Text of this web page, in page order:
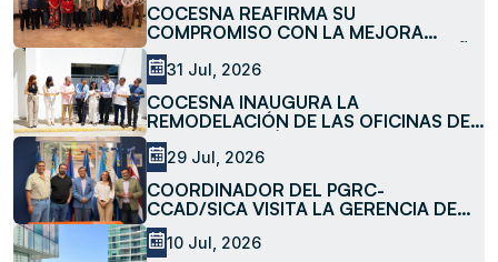
COCESNA REAFIRMA SU
COMPROMISO CON LA MEJORA
CONTINUA AL REVISAR EL DESEMPEÑO
DE LOS PROCESOS Y SERVICIOS DEL
SISTEMA DE GESTIÓN DE CALIDAD
31 Jul, 2026
COCESNA INAUGURA LA
REMODELACIÓN DE LAS OFICINAS DE
LA SUBESTACIÓN LA MESA
29 Jul, 2026
COORDINADOR DEL PGRC-
CCAD/SICA VISITA LA GERENCIA DE
MEDIO AMBIENTE DE COCESNA
10 Jul, 2026